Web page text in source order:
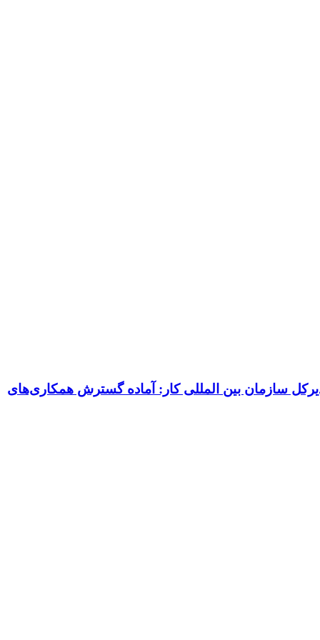
سازمان بین المللی کار: آماده گسترش همکاری‌های